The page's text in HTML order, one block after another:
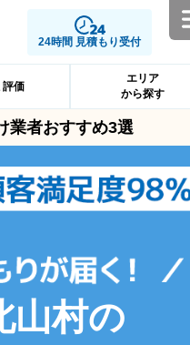
24時間 見積もり受付
評価
エリア
から探す
業者おすすめ3選
山村の